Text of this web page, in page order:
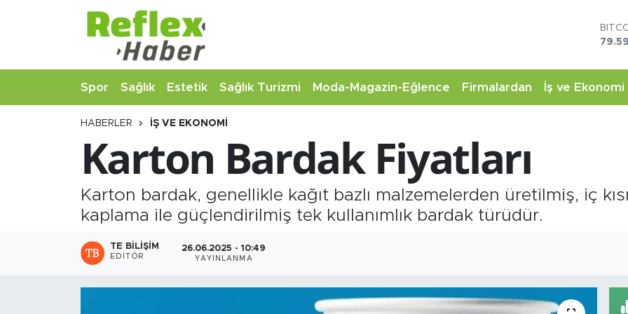
Spor Sağlık Estetik Sağlık Turizmi Moda-Magazin-Eğlence Firmalardan İş ve Ekonomi
HABERLER İŞ VE EKONOMI
Karton Bardak Fiyatları
Karton bardak, genellikle kağıt bazlı malzemelerden üretilmiş, iç
kaplama ile güçlendirilmiş tek kullanımlık bardak türüdür.
TE BILIŞIM
EDITÖR
26.06.2025 - 10:49
YAYINLANMA
Estetik
Firmalardan
İş ve Ekonomi
Nöbetçi Eczaneler
Hava Durumu
Namaz Vakitleri
Trafik Durumu
Şampiyonlar Ligi Puan Durumu ve Fikstür
Son Dakika Haberleri